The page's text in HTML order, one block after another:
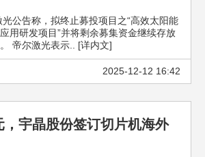
公告称，拟终止募投项目之“高效太阳能
用研发项目”并将剩余募集资金继续存放
帝尔激光表示.. [详内文]
2025-12-12 16:42
，宇晶股份签订切片机海外